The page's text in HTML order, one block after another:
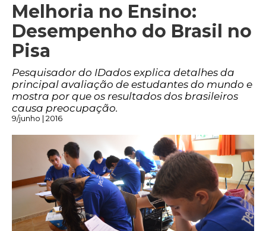
Melhoria no Ensino:
Desempenho do Brasil no
Pisa
Pesquisador do IDados explica detalhes da
principal avaliação de estudantes do mundo e
mostra por que os resultados dos brasileiros
causa preocupação.
9/junho | 2016